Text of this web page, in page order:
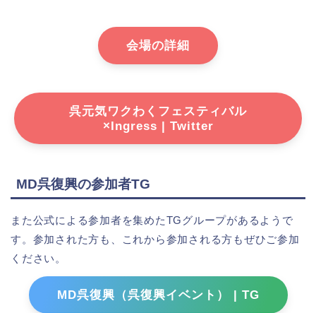
会場の詳細
呉元気ワクわくフェスティバル
×Ingress | Twitter
MD呉復興の参加者TG
また公式による参加者を集めたTGグループがあるようで
す。参加された方も、これから参加される方もぜひご参加
ください。
MD呉復興（呉復興イベント） | TG